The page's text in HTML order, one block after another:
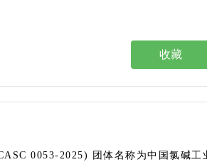
收藏
0053-2025) 团体名称为中国氯碱工